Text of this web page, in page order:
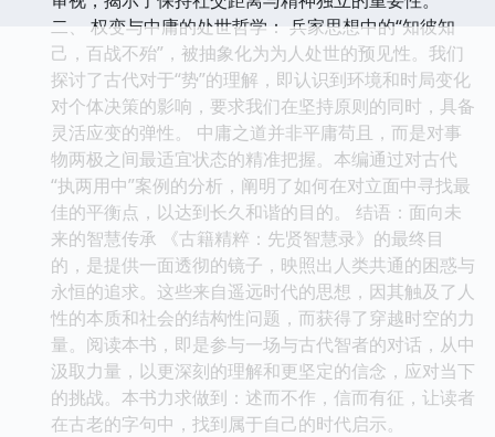
二、 权变与中庸的处世哲学： 兵家思想中的“知彼知
己，百战不殆”，被抽象化为为人处世的预见性。我们
探讨了古代对于“势”的理解，即认识到环境和时局变化
对个体决策的影响，要求我们在坚持原则的同时，具备
灵活应变的弹性。 中庸之道并非平庸苟且，而是对事
物两极之间最适宜状态的精准把握。本编通过对古代
“执两用中”案例的分析，阐明了如何在对立面中寻找最
佳的平衡点，以达到长久和谐的目的。 结语：面向未
来的智慧传承 《古籍精粹：先贤智慧录》的最终目
的，是提供一面透彻的镜子，映照出人类共通的困惑与
永恒的追求。这些来自遥远时代的思想，因其触及了人
性的本质和社会的结构性问题，而获得了穿越时空的力
量。阅读本书，即是参与一场与古代智者的对话，从中
汲取力量，以更深刻的理解和更坚定的信念，应对当下
的挑战。本书力求做到：述而不作，信而有征，让读者
在古老的字句中，找到属于自己的时代启示。